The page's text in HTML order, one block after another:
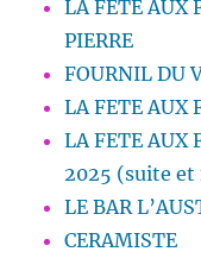
LA FETE AUX
PIERRE
FOURNIL DU
LA FETE AUX
LA FETE AUX
2025 (suite
LE BAR
CERAMISTE